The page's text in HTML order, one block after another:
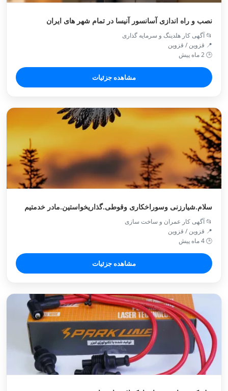
نصب و راه اندازی آسانسور آنیسا در تمام شهر های ایران
📂 آگهی کار هلدینگ و سرمایه گذاری
📍 قزوین / قزوین
🕒 2 ماه پیش
مشاهده جزئیات
سلام.شیارزنی وسوراخکاری وقوطی.گذاریخواستین.مادر خدمتیم
📂 آگهی کار عمران و ساخت سازی
📍 قزوین / قزوین
🕒 4 ماه پیش
مشاهده جزئیات